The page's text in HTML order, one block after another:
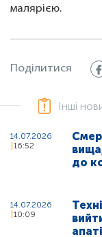
малярією.
Поділитися
Інші
14.07.2026
16:52
до
14.07.2026
10:09